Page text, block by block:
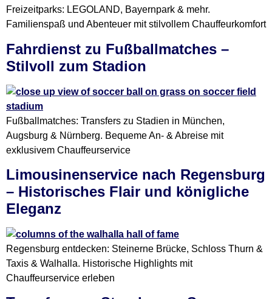
Freizeitparks: LEGOLAND, Bayernpark & mehr.
Familienspaß und Abenteuer mit stilvollem Chauffeurkomfort
Fahrdienst zu Fußballmatches –
Stilvoll zum Stadion
Fußballmatches: Transfers zu Stadien in München,
Augsburg & Nürnberg. Bequeme An- & Abreise mit
exklusivem Chauffeurservice
Limousinenservice nach Regensburg
– Historisches Flair und königliche
Eleganz
Regensburg entdecken: Steinerne Brücke, Schloss Thurn &
Taxis & Walhalla. Historische Highlights mit
Chauffeurservice erleben